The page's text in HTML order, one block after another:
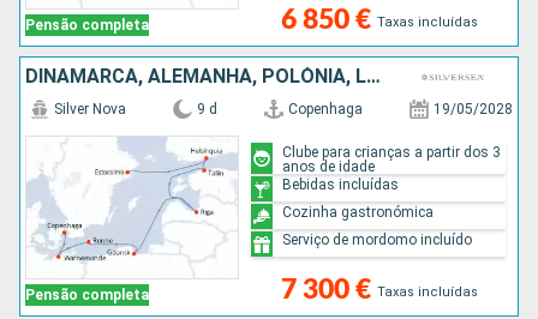
Pensão completa 6 850 € Taxas incluídas
DINAMARCA, ALEMANHA, POLÓNIA, LETÓNIA, ESTÓNIA, FINLÂNDIA, SUÉCIA
Pensão completa
Silver Nova 9 d Copenhaga 19/05/2028
7 300 € Taxas incluídas
Clube para crianças a partir dos 3
anos de idade
Bebidas incluídas
Cozinha gastronómica
Serviço de mordomo incluído